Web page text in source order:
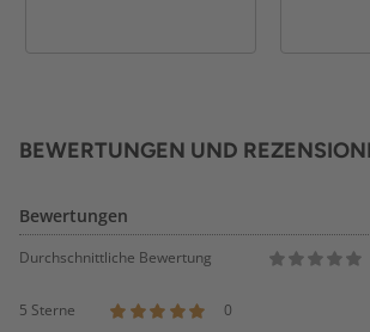
BEWERTUNGEN UND
Bewertungen
Durchschnittliche Bewertung
5 Sterne
0